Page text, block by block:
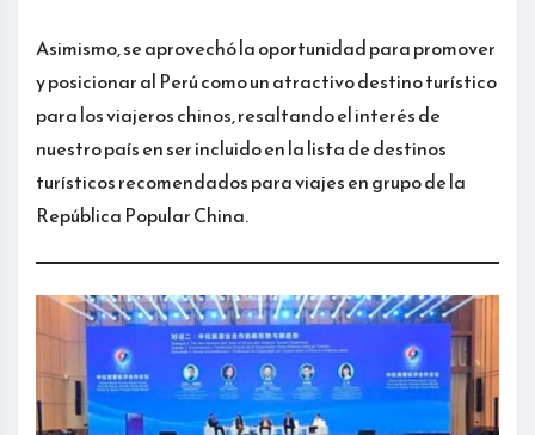
Asimismo, se aprovechó la oportunidad para promover
y posicionar al Perú como un atractivo destino turístico
para los viajeros chinos, resaltando el interés de
nuestro país en ser incluido en la lista de destinos
turísticos recomendados para viajes en grupo de la
República Popular China.